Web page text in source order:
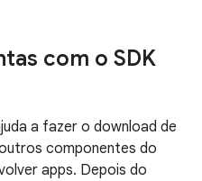
com o SDK
a fazer o download de
componentes do
apps. Depois do